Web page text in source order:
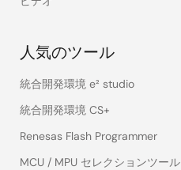
人気のツール
統合開発環境 e² studio
統合開発環境 CS+
Renesas Flash Programmer
MCU / MPU セレクションツール